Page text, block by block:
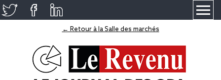
← Retour à la Salle des marchés